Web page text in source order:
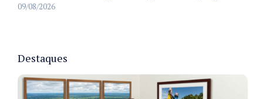
09/08/2026
Destaques